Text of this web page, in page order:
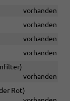
vorhanden
vorhanden
vorhanden
vorhanden
vorhanden
Rot)